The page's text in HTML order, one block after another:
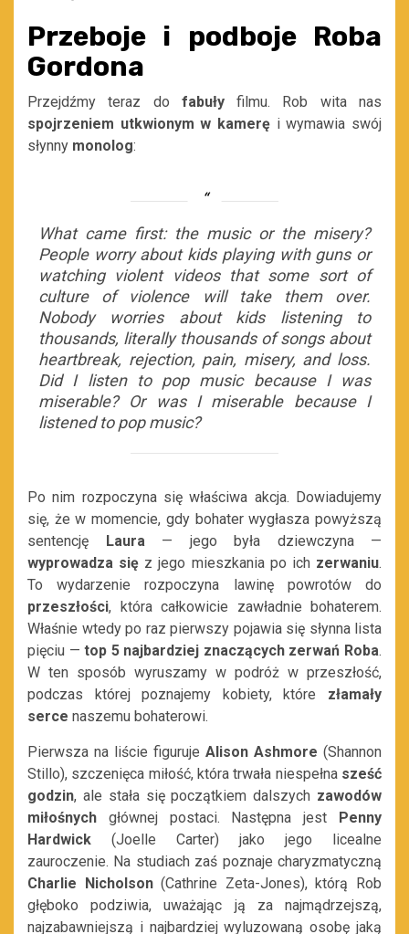
Przeboje i podboje Roba
Gordona
Przejdźmy teraz do fabułyfilmu. Rob wita nas
spojrzeniem utkwionym w kamerę i wymawia swój
słynny monolog:
What came first: the music or the misery?
People worry about kids playing with guns or
watching violent videos that some sort of
culture of violence will take them over.
Nobody worries about kids listening to
thousands, literally thousands of songs about
heartbreak, rejection, pain, misery, and loss.
Did I listen to pop music because I was
miserable? Or was I miserable because I
listened to pop music?
Po nim rozpoczyna się właściwa akcja. Dowiadujemy
się, że w momencie, gdy bohater wygłasza powyższą
sentencję
Laura— jego była dziewczyna —
wyprowadza się z jego mieszkania po ich zerwaniu.
To wydarzenie rozpoczyna lawinę powrotów do
przeszłości, która całkowicie zawładnie bohaterem.
Właśnie wtedy po raz pierwszy pojawia się słynna lista
pięciu —top 5 najbardziej znaczących zerwań Roba.
W ten sposób wyruszamy w podróż w przeszłość,
podczas której poznajemy kobiety, które złamały
serce naszemu bohaterowi.
Pierwsza na liście figuruje Alison Ashmore (Shannon
Stillo), szczenięca miłość, która trwała niespełna sześć
godzin, ale stała się początkiem dalszych zawodów
miłośnych głównej postaci. Następna jest
Penny
Hardwick (Joelle Carter) jako jego licealne
zauroczenie. Na studiach zaś poznaje charyzmatyczną
Charlie Nicholson(Cathrine Zeta-Jones), którą Rob
głęboko podziwia, uważając ją za najmądrzejszą,
najzabawniejszą i najbardziej wyluzowaną osobę jaką